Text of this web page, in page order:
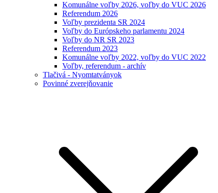
Komunálne voľby 2026, voľby do VUC 2026
Referendum 2026
Voľby prezidenta SR 2024
Voľby do Európskeho parlamentu 2024
Voľby do NR SR 2023
Referendum 2023
Komunálne voľby 2022, voľby do VUC 2022
Voľby, referendum - archív
Tlačivá - Nyomtatványok
Povinné zverejňovanie